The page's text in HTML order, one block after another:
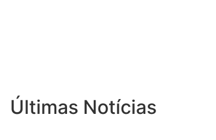
Últimas Notícias